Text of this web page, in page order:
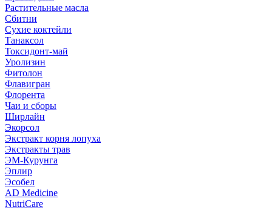
Растительные масла
Сбитни
Сухие коктейли
Танаксол
Токсидонт-май
Уролизин
Фитолон
Флавигран
Флорента
Чаи и сборы
Ширлайн
Экорсол
Экстракт корня лопуха
Экстракты трав
ЭМ-Курунга
Эплир
Эсобел
AD Medicine
NutriCare